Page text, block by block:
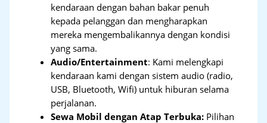
kendaraan dengan bahan bakar penuh
kepada pelanggan dan mengharapkan
mereka mengembalikannya dengan kondisi
yang sama.
Audio/Entertainment: Kami melengkapi
kendaraan kami dengan sistem audio (radio,
USB, Bluetooth, Wifi) untuk hiburan selama
perjalanan.
Sewa Mobil dengan Atap Terbuka: Pilihan